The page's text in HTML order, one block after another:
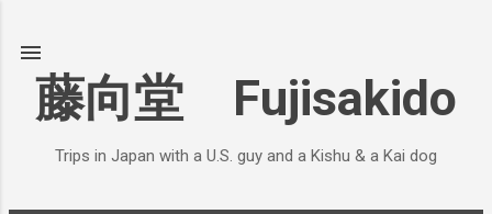
藤向堂 Fujisakido
Trips in Japan with a U.S. guy and a Kishu & a Kai dog